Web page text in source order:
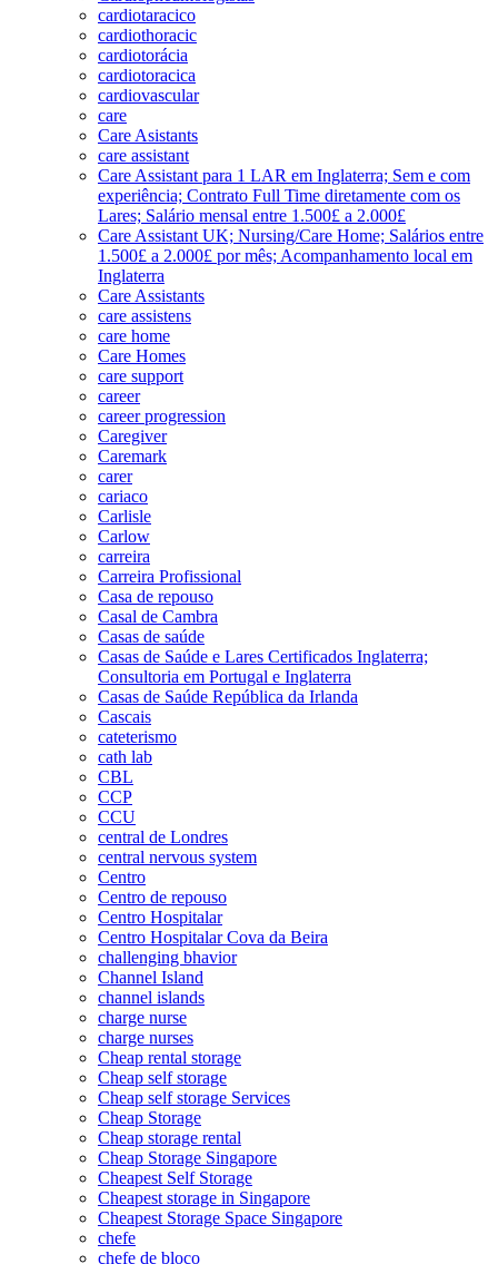
cardiotaracico
cardiothoracic
cardiotorácia
cardiotoracica
cardiovascular
care
Care Asistants
care assistant
Care Assistant para 1 LAR em Inglaterra; Sem e com
experiência; Contrato Full Time diretamente com os
Lares; Salário mensal entre 1.500£ a 2.000£
Care Assistant UK; Nursing/Care Home; Salários entre
1.500£ a 2.000£ por mês; Acompanhamento local em
Inglaterra
Care Assistants
care assistens
care home
Care Homes
care support
career
career progression
Caregiver
Caremark
carer
cariaco
Carlisle
Carlow
carreira
Carreira Profissional
Casa de repouso
Casal de Cambra
Casas de saúde
Casas de Saúde e Lares Certificados Inglaterra;
Consultoria em Portugal e Inglaterra
Casas de Saúde República da Irlanda
Cascais
cateterismo
cath lab
CBL
CCP
CCU
central de Londres
central nervous system
Centro
Centro de repouso
Centro Hospitalar
Centro Hospitalar Cova da Beira
challenging bhavior
Channel Island
channel islands
charge nurse
charge nurses
Cheap rental storage
Cheap self storage
Cheap self storage Services
Cheap Storage
Cheap storage rental
Cheap Storage Singapore
Cheapest Self Storage
Cheapest storage in Singapore
Cheapest Storage Space Singapore
chefe
chefe de bloco